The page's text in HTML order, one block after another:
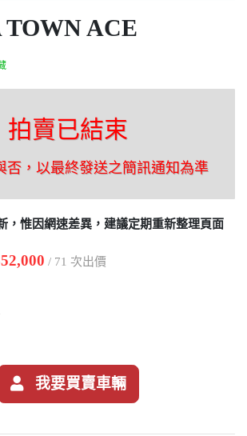
ACE
拍賣已結束
否，以最終發送之簡訊通知為準
，惟因網速差異，建議定期重新整理頁面
/ 71 次出價
我要買賣車輛